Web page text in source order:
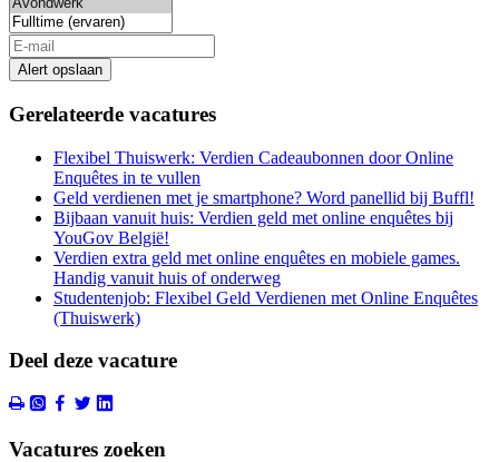
Alert opslaan
Gerelateerde vacatures
Flexibel Thuiswerk: Verdien Cadeaubonnen door Online
Enquêtes in te vullen
Geld verdienen met je smartphone? Word panellid bij Buffl!
Bijbaan vanuit huis: Verdien geld met online enquêtes bij
YouGov België!
Verdien extra geld met online enquêtes en mobiele games.
Handig vanuit huis of onderweg
Studentenjob: Flexibel Geld Verdienen met Online Enquêtes
(Thuiswerk)
Deel deze vacature
Vacatures zoeken